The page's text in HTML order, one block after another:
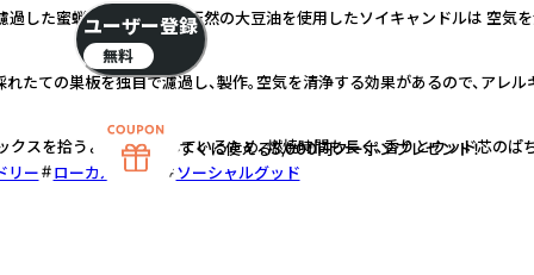
過した蜜蝋キャンドルや、天然の大豆油を使用したソイキャンドルは 空気
たての巣板を独自で濾過し、製作。空気を清浄する効果があるので、アレ
スを拾うように制作しているため、燃焼時間も長く、香りとウッド芯のぱ
リー
ローカルメイド ソーシャルグッド
ユーザー登録
無料
すぐに使える5,000円クーポンプレゼント！